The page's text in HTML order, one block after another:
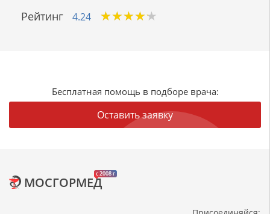
Рейтинг
4.24 ★★★★★
★★★★★
Бесплатная помощь в подборе врача:
Оставить заявку
c 2008 г
МОСГОРМЕД